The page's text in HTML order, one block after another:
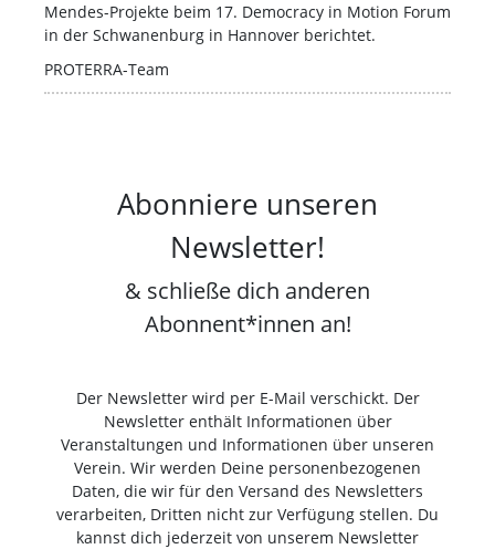
Mendes-Projekte beim 17. Democracy in Motion Forum
in der Schwanenburg in Hannover berichtet.
PROTERRA-Team
Abonniere unseren
Newsletter!
& schließe dich anderen
Abonnent*innen an!
Der Newsletter wird per E-Mail verschickt. Der
Newsletter enthält Informationen über
Veranstaltungen und Informationen über unseren
Verein. Wir werden Deine personenbezogenen
Daten, die wir für den Versand des Newsletters
verarbeiten, Dritten nicht zur Verfügung stellen. Du
kannst dich jederzeit von unserem Newsletter